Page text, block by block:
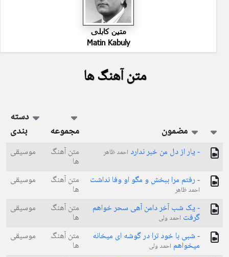
متین کابلی
Matin Kabuly
متن آهنگ ها
مضمون مجموعه
دسته
بندی
- یار از دل من خبر ندارد احمد ظاهر متن آهنگ
ها
موسیقی
- رفتم مرا ببخش و مگو او وفا نداشت
احمد ظاهر
متن آهنگ
ها
موسیقی
- یک شب آخر دامن آهی سحر خواهم
گرفت احمد ولی
متن آهنگ
ها
موسیقی
- شبی با خود ترا در گوشه ای میخانه
میخواهم احمد ولی
متن آهنگ
ها
موسیقی